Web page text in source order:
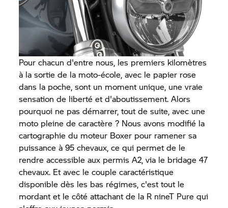
Pour chacun d'entre nous, les premiers kilomètres
à la sortie de la moto-école, avec le papier rose
dans la poche, sont un moment unique, une vraie
sensation de liberté et d'aboutissement. Alors
pourquoi ne pas démarrer, tout de suite, avec une
moto pleine de caractère ? Nous avons modifié la
cartographie du moteur Boxer pour ramener sa
puissance à 95 chevaux, ce qui permet de le
rendre accessible aux permis A2, via le bridage 47
chevaux. Et avec le couple caractéristique
disponible dès les bas régimes, c'est tout le
mordant et le côté attachant de la R nineT Pure qui